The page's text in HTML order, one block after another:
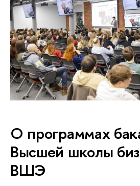
О программах
Высшей школы
ВШЭ